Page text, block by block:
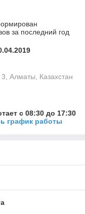
за последний год
Алматы, Казахстан
с 08:30 до 17:30
график работы